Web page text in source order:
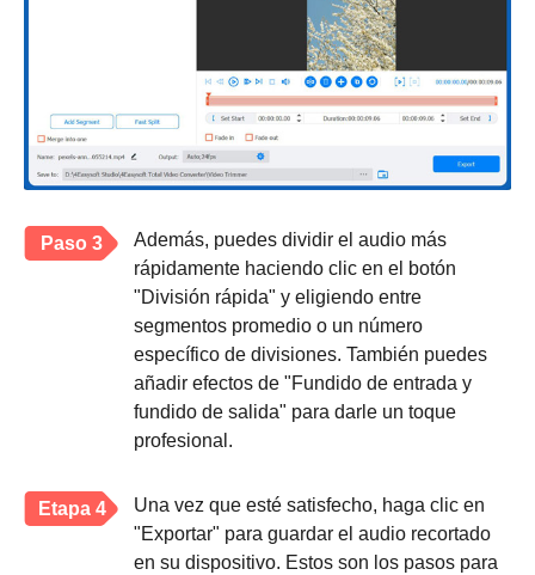
Paso 3
Además, puedes dividir el audio más
rápidamente haciendo clic en el botón
"División rápida" y eligiendo entre
segmentos promedio o un número
específico de divisiones. También puedes
añadir efectos de "Fundido de entrada y
fundido de salida" para darle un toque
profesional.
Etapa 4
Una vez que esté satisfecho, haga clic en
"Exportar" para guardar el audio recortado
en su dispositivo. Estos son los pasos para